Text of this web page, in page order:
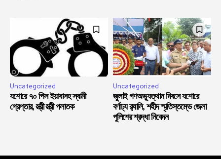
Uncategorized
যশোরে ৭০ পিস ইয়াবাসহ স্বামী
গ্রেপ্তার, স্ত্রী স্ত্রী পলাতক
Uncategorized
জুলাই গণঅভ্যুত্থান দিবসে যশোরে
বর্ণাঢ্য র‍্যালি, শহীদ স্মৃতিস্তম্ভে জেলা
পুলিশের শ্রদ্ধা নিবেদন